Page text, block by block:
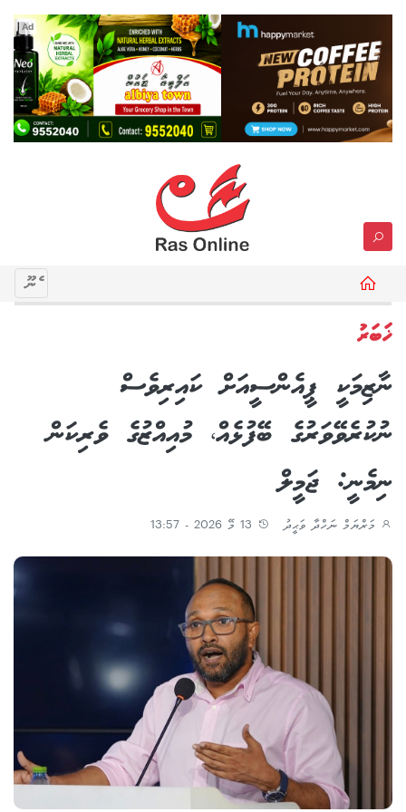
Ad
މެނޫ
ޚަބަރު
ނާޒިމަކީ ޕީއެންސީއަށް ކައިރިވެސް
ނުކުރެވޭވަރުގެ ބޭފުޅެއް، މުއިއްޒުގެ ވެރިކަން
ނިމެނީ: ޖަމީލް
މަރްޔަމް ނަހްދާ ވަޙީދު